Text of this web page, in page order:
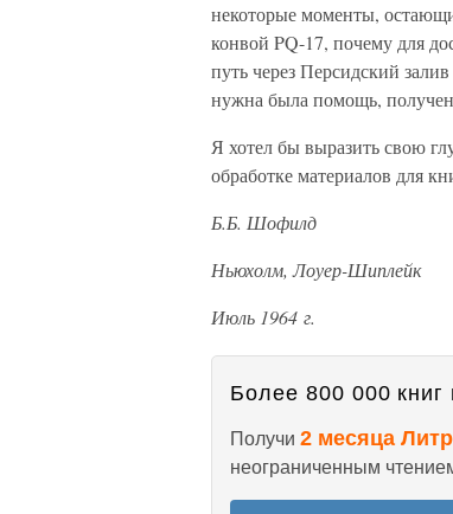
некоторые моменты,
конвой PQ-17, почему для
путь через Персидский
нужна была помощь,
Я хотел бы выразить свою
обработке материалов для
Б.Б. Шофилд
Ньюхолм, Лоуер-Шиплейк
Июль 1964 г.
Более 800 000 книг
Получи 2 месяца
неограниченным